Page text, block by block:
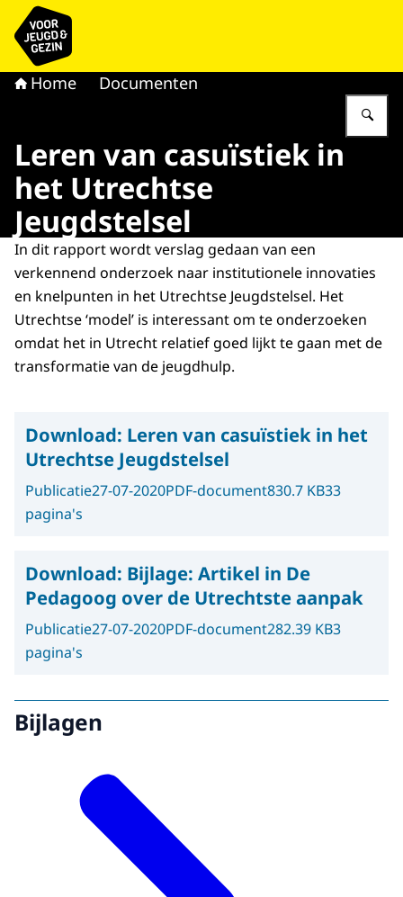
Naar de homepage van voor Jeugd & Gezin
Home Documenten
Leren van casuïstiek in
het Utrechtse
Jeugdstelsel
In dit rapport wordt verslag gedaan van een
verkennend onderzoek naar institutionele innovaties
en knelpunten in het Utrechtse Jeugdstelsel. Het
Utrechtse ‘model’ is interessant om te onderzoeken
omdat het in Utrecht relatief goed lijkt te gaan met de
transformatie van de jeugdhulp.
Download: Leren van casuïstiek in het
Utrechtse Jeugdstelsel
Publicatie27-07-2020PDF-document830.7 KB33
pagina's
Download: Bijlage: Artikel in De
Pedagoog over de Utrechtste aanpak
Publicatie27-07-2020PDF-document282.39 KB3
pagina's
Bijlagen